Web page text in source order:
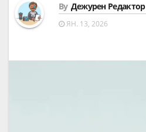
By Дежурен Редактор
ЯН. 13, 2026